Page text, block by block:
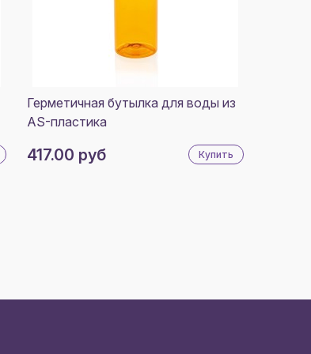
Герметичная бутылка для воды из
AS-пластика
417.00 руб Купить